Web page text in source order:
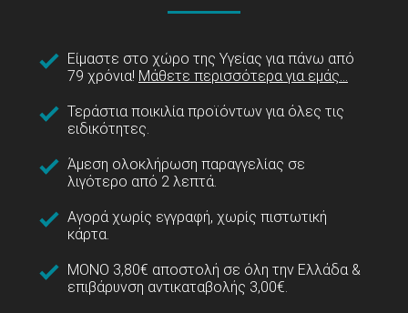
Είμαστε στο χώρο της Υγείας για πάνω από
79 χρόνια! Μάθετε περισσότερα για εμάς...
Τεράστια ποικιλία προϊόντων για όλες τις
ειδικότητες.
Άμεση ολοκλήρωση παραγγελίας σε
λιγότερο από 2 λεπτά.
Αγορά χωρίς εγγραφή, χωρίς πιστωτική
κάρτα.
ΜΟΝΟ 3,80€ αποστολή σε όλη την Ελλάδα &
επιβάρυνση αντικαταβολής 3,00€.